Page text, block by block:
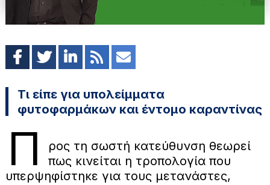
Τι είπε για υπολείμματα
φυτοφαρμάκων και έντομο καραντίνας
Π
ρος τη σωστή κατεύθυνση θεωρεί
πως κινείται η τροπολογία που
υπερψηφίστηκε για τους μετανάστες,